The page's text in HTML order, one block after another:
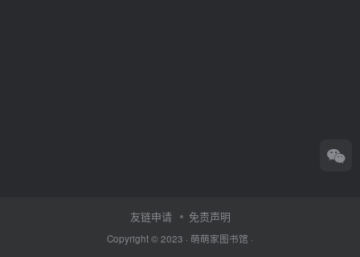
友链申请 免责声明
Copyright © 2023 · 萌萌家图书馆 ·